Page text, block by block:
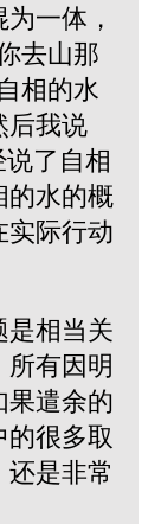
一体，
去山那
相的水
后我说
了自相
的水的概
实际行动
是相当关
有因明
果遣余的
很多取
是非常